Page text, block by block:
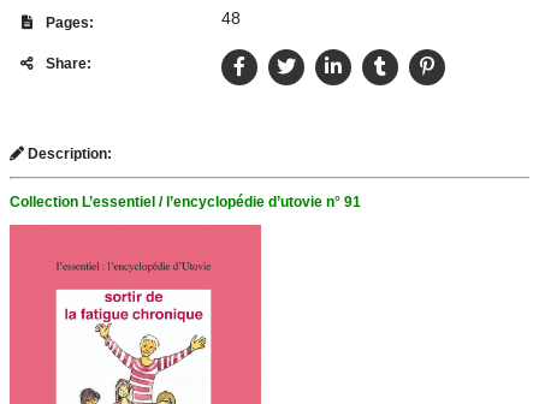
Pages: 48
Share:
Description:
Collection L’essentiel / l’encyclopédie d’utovie n° 91